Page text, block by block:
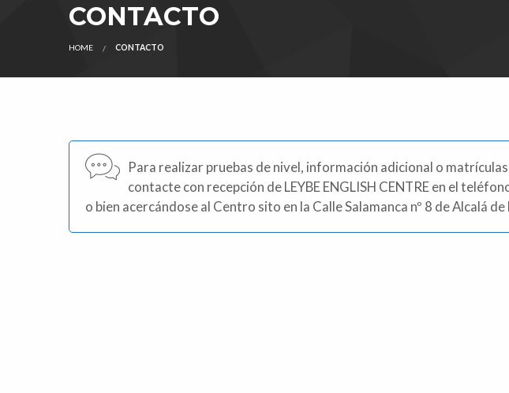
CONTACTO
HOME CONTACTO
Para realizar pruebas de nivel, información adicional o matrículas
contacte con recepción de LEYBE ENGLISH CENTRE en el
o bien acercándose al Centro sito en la Calle Salamanca nº 8 de Alcalá de